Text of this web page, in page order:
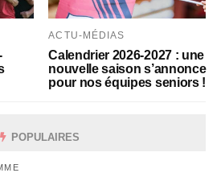
ACTU-MÉDIAS
Calendrier 2026-2027 : une
nouvelle saison s’annonce
pour nos équipes seniors !
POPULAIRES